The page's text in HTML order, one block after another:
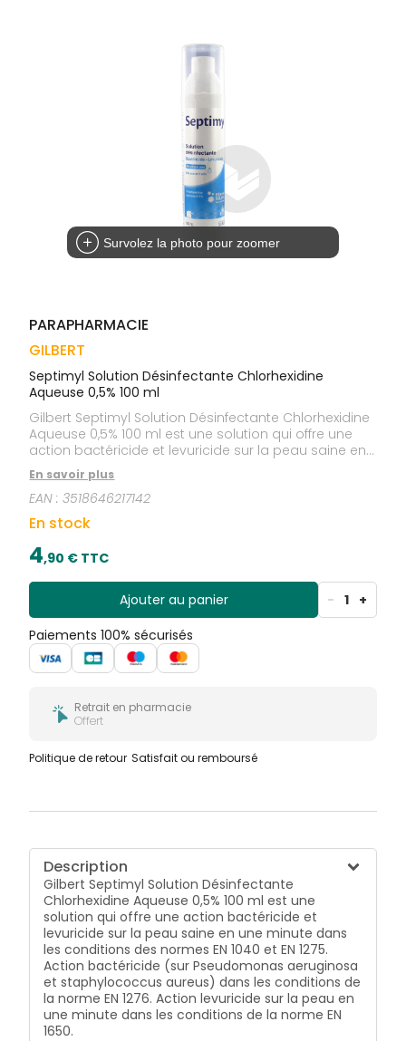
Survolez la photo pour zoomer
PARAPHARMACIE
GILBERT
Septimyl Solution Désinfectante Chlorhexidine
Aqueuse 0,5% 100 ml
Gilbert Septimyl Solution Désinfectante Chlorhexidine
Aqueuse 0,5% 100 ml est une solution qui offre une
action bactéricide et levuricide sur la peau saine en
une minute dans les conditions des normes EN 1040
et EN 1275. Action bactéricide (sur Pseudomonas
aeruginosa et staphylococcus aureus) dans les
conditions de la norme EN 1276. Action levuricide sur
la peau en une minute dans les conditions de la
norme EN 1650.
En savoir plus
EAN :3518646217142
En stock
4,90 € TTC
Ajouter au panier - 1 +
Paiements 100% sécurisés
Retrait en pharmacie
Offert
Politique de retour Satisfait ou remboursé
Description
Gilbert Septimyl Solution Désinfectante
Chlorhexidine Aqueuse 0,5% 100 ml est une
solution qui offre une action bactéricide et
levuricide sur la peau saine en une minute dans
les conditions des normes EN 1040 et EN 1275.
Action bactéricide (sur Pseudomonas aeruginosa
et staphylococcus aureus) dans les conditions de
la norme EN 1276. Action levuricide sur la peau en
une minute dans les conditions de la norme EN
1650.